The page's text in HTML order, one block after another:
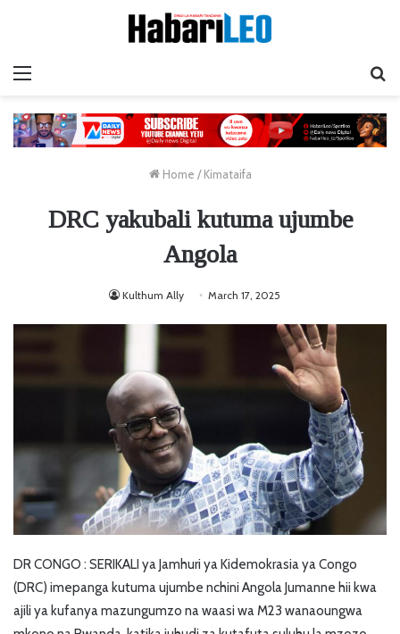
Home / Kimataifa
DRC yakubali kutuma ujumbe
Angola
Kulthum Ally March 17, 2025
DR CONGO : SERIKALI ya Jamhuri ya Kidemokrasia ya Congo
(DRC) imepanga kutuma ujumbe nchini Angola Jumanne hii kwa
ajili ya kufanya mazungumzo na waasi wa M23 wanaoungwa